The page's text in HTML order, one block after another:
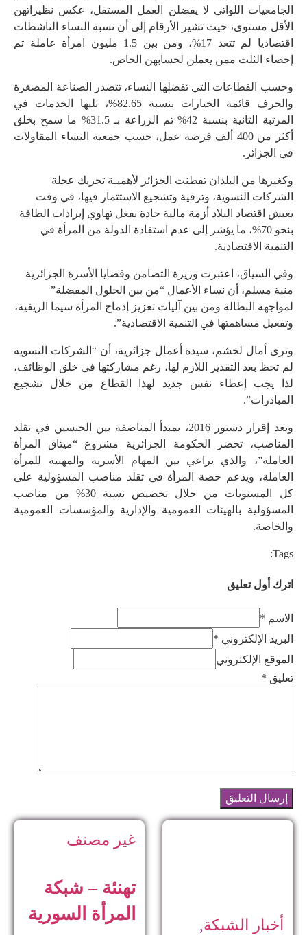
الجامعيات اللواتي لا يفضلن العمل المستقل، عكس نظيراتهن
الأقل مستوى، حيث تشير الأرقام إلى أن نسبة النساء الناشطات
اقتصاديا لم تتعد 17%، ومن بين 1.5 مليون امرأة عاملة تم
إحصاء الثلث ممن يعملن لحسابهن الخاص.
وحسب القطاعات التي تفضلها النساء، تتصدر الصناعة المصغرة
والحرف قائمة الخيارات بنسبة 82.65%، تليها الخدمات في
المرتبة الثانية بنسبة 42% ثم الزراعة بـ 31.5% ما سمح بخلق
أكثر من 400 ألف فرصة عمل، حسب جمعية النساء المقاولات
في الجزائر.
وكغيرها من البلدان تفطنت الجزائر لأهميـة تحريك عجلة
الشركات النسوية، وترقية وتشجيع الاستثمار فيها، في وقت
يعيش اقتصاد البلاد أزمة مالية حادة بفعل تهاوي إيرادات الطاقة
بنحو 70%، ما يؤشر إلى عدم استفادة الدولة من المرأة في
التنمية الاقتصادية.
وفي السياق، اعتبرت وزيرة التضامن وقضايا الأسرة الجزائرية
منية مسلم، أن نساء الأعمال “من بين الحلول المفضلة”
لمواجهة البطالة ومن بين آليات تعزيز إدماج المرأة سيما الريفية،
وتفعيل مساهمتها في التنمية الاقتصادية”.
وترى أمال لخشم، سيدة أعمال جزائرية، أن “الشركات النسوية
لم تحظ بعد التقدير اللازم لها، رغم مشاركتها في خلق الوظائف،
لذا يجب إعطاء نفس جديد لهذا القطاع من خلال تشجيع
المبادرات”.
وبعد إقرار دستور 2016، بمبدأ المناصفة بين الجنسين في تقلد
المناصب، تحضر الحكومة الجزائرية مشروع “ميثاق المرأة
العاملة”، والذي يراعي بين المهام الأسرية والمهنية للمرأة
العاملة، ويدعم حصة المرأة في تقلد مناصب المسؤولية على
كل المستويات من خلال تخصيص نسبة 30% من مناصب
المسؤولية بالهيئات العمومية والإدارية والمؤسسات العمومية
والخاصة.
Tags:
اترك أول تعليق
الاسم *
البريد الإلكتروني *
الموقع الإلكتروني
تعليق *
أخبار الشبكة,
غير مصنف
تهنئة – شبكة
المرأة السورية